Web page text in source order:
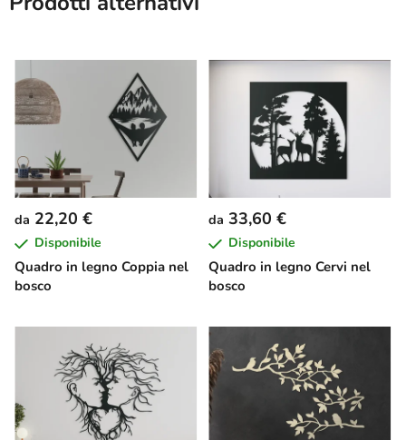
Quadro in legno Coppia nel
bosco
da 22,20 €
Disponibile
Quadro in legno Cervi nel
bosco
da 33,60 €
Disponibile